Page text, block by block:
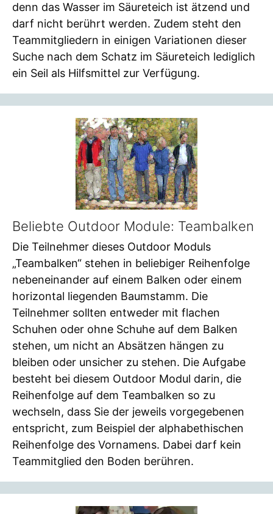
denn das Wasser im Säureteich ist ätzend und
darf nicht berührt werden. Zudem steht den
Teammitgliedern in einigen Variationen dieser
Suche nach dem Schatz im Säureteich lediglich
ein Seil als Hilfsmittel zur Verfügung.
Beliebte Outdoor Module: Teambalken
Die Teilnehmer dieses Outdoor Moduls
„Teambalken“ stehen in beliebiger Reihenfolge
nebeneinander auf einem Balken oder einem
horizontal liegenden Baumstamm. Die
Teilnehmer sollten entweder mit flachen
Schuhen oder ohne Schuhe auf dem Balken
stehen, um nicht an Absätzen hängen zu
bleiben oder unsicher zu stehen. Die Aufgabe
besteht bei diesem Outdoor Modul darin, die
Reihenfolge auf dem Teambalken so zu
wechseln, dass Sie der jeweils vorgegebenen
entspricht, zum Beispiel der alphabethischen
Reihenfolge des Vornamens. Dabei darf kein
Teammitglied den Boden berühren.